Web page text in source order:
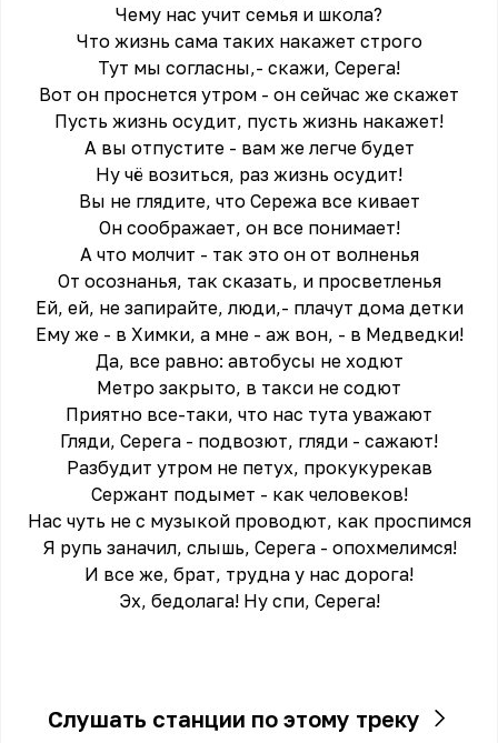
Чему нас учит семья и школа?
Что жизнь сама таких накажет строго
Тут мы согласны,- скажи, Серега!
Вот он проснется утром - он сейчас же скажет
Пусть жизнь осудит, пусть жизнь накажет!
А вы отпустите - вам же легче будет
Ну чё возиться, раз жизнь осудит!
Вы не глядите, что Сережа все кивает
Он соображает, он все понимает!
А что молчит - так это он от волненья
От осознанья, так сказать, и просветленья
Ей, ей, не запирайте, люди,- плачут дома детки
Ему же - в Химки, а мне - аж вон, - в Медведки!
Да, все равно: автобусы не ходют
Метро закрыто, в такси не содют
Приятно все-таки, что нас тута уважают
Гляди, Серега - подвозют, гляди - сажают!
Разбудит утром не петух, прокукурекав
Сержант подымет - как человеков!
Нас чуть не с музыкой проводют, как проспимся
Я рупь заначил, слышь, Серега - опохмелимся!
И все же, брат, трудна у нас дорога!
Эх, бедолага! Ну спи, Серега!
Слушать станции по этому треку